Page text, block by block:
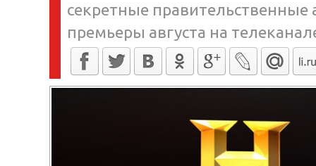
секретные
премьеры августа на